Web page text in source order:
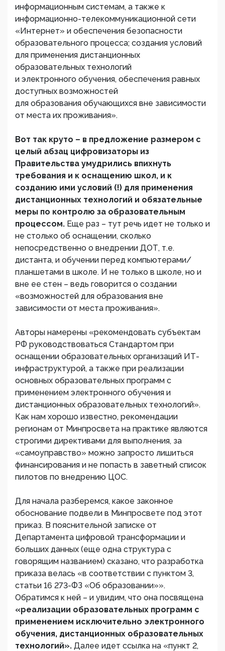
информационным системам, а также к
информационно-телекоммуникационной сети
«Интернет» и обеспечения безопасности
образовательного процесса; создания условий
для применения дистанционных
образовательных технологий
‎и электронного обучения, обеспечения равных
доступных возможностей
‎для образования обучающихся вне зависимости
от места их проживания».
Вот так круто – в предложение размером с
целый абзац цифровизаторы из
Правительства умудрились впихнуть
требования и к оснащению школ, и к
созданию ими условий (!) для применения
дистанционных технологий и обязательные
меры по контролю за образовательным
процессом. Еще раз – тут речь идет не только и
не столько об оснащении, сколько
непосредственно о внедрении ДОТ, т.е.
дистанта, и обучении перед компьютерами/
планшетами в школе. И не только в школе, но и
вне ее стен – ведь говорится о создании
«возможностей для образования вне
зависимости от места проживания».
Авторы намерены «рекомендовать субъектам
РФ руководствоваться Стандартом при
оснащении образовательных организаций ИТ-
инфраструктурой, а также при реализации
основных образовательных программ с
применением электронного обучения и
дистанционных образовательных технологий».
Как нам хорошо известно, рекомендации
регионам от Минпросвета на практике являются
строгими директивами для выполнения, за
«самоуправство» можно запросто лишиться
финансирования и не попасть в заветный список
пилотов по внедрению ЦОС.
Для начала разберемся, какое законное
обоснование подвели в Минпросвете под этот
приказ. В пояснительной записке от
Департамента цифровой трансформации и
больших данных (еще одна структура с
говорящим названием) сказано, что разработка
приказа велась «в соответствии с пунктом 3,
статьи 16 273-ФЗ «Об образовании»».
Обратимся к ней – и увидим, что она посвящена
«реализации образовательных программ с
применением исключительно электронного
обучения, дистанционных образовательных
технологий». Далее идет ссылка на «пункт 2,